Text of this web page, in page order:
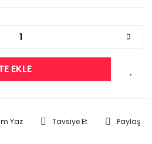
EKLE
Yaz Tavsiye Et Paylaş